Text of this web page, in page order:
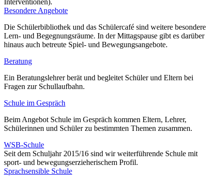
Besondere Angebote
Die Schülerbibliothek und das Schülercafé sind weitere besondere
Lern- und Begegnungsräume. In der Mittagspause gibt es darüber
hinaus auch betreute Spiel- und Bewegungsangebote.
Beratung
Ein Beratungslehrer berät und begleitet Schüler und Eltern bei
Fragen zur Schullaufbahn.
Schule im Gespräch
Beim Angebot Schule im Gespräch kommen Eltern, Lehrer,
Schülerinnen und Schüler zu bestimmten Themen zusammen.
WSB-Schule
Seit dem Schuljahr 2015/16 sind wir weiterführende Schule mit
sport- und bewegungserzieherischem Profil.
Sprachsensible Schule